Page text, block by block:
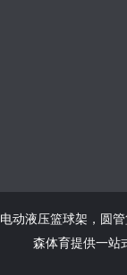
电动液压篮球架 ， 圆
森体育提供一站